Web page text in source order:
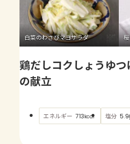
よくあるお問い合わせ
お買い物
AJINOMOTO PARK とは
白菜のわさびマヨサラダ
鶏だしコクしょうゆ
の献立
エネルギー 713kcal 塩分 5.9